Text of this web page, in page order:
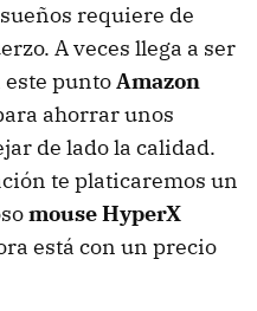
requiere de
A veces llega a ser
este puntoAmazon
ahorrar unos
de lado la calidad.
te platicaremos un
mouse HyperX
está con un precio